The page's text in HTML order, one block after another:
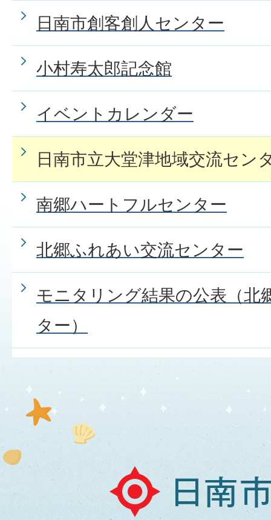
日南市創客創人センター
小村寿太郎記念館
イベントカレンダー
日南市立大堂津地域交流セン
南郷ハートフルセンター
北郷ふれあい交流センター
モニタリング結果の公表（北
ター）
日
南